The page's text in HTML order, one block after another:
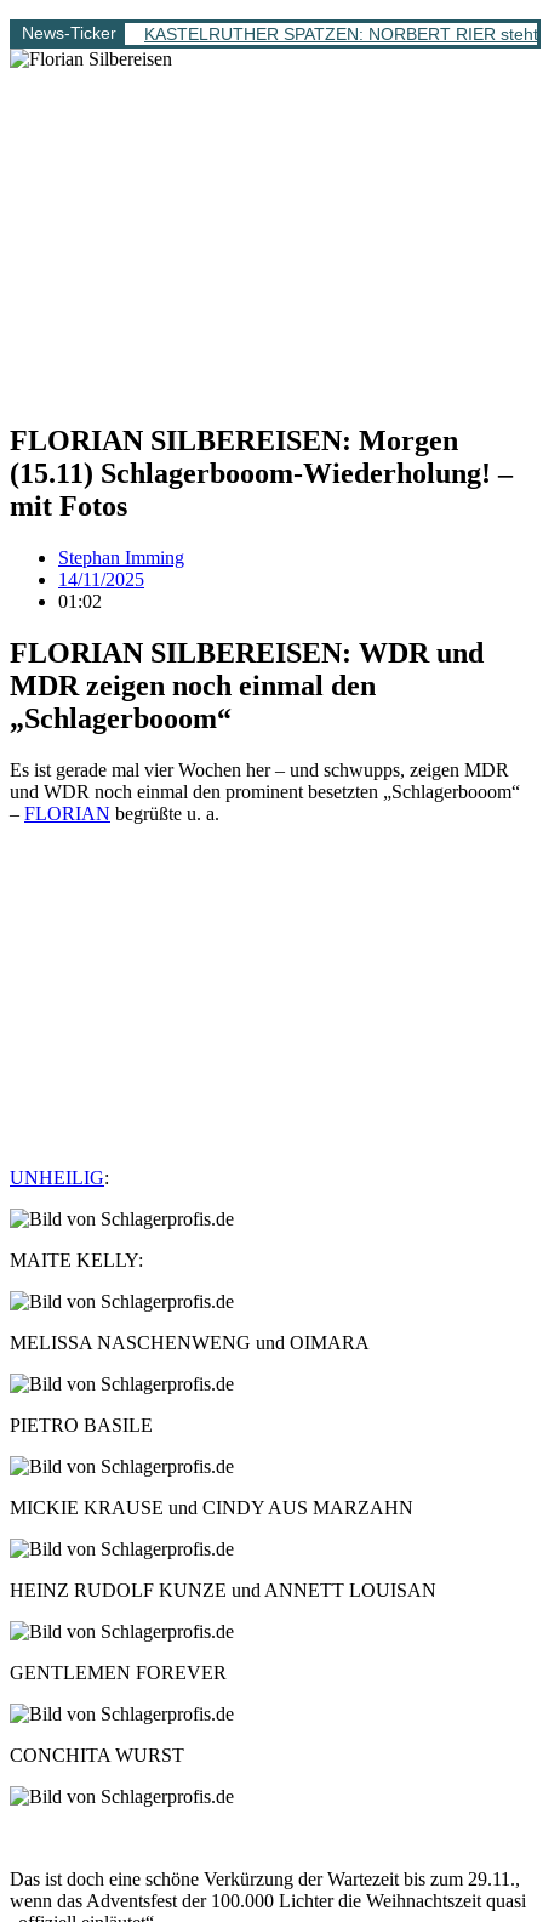
News-Ticker KASTELRUTHER SPATZEN: NORBERT RIER
FLORIAN SILBEREISEN: Morgen
(15.11) Schlagerbooom-Wiederholung! –
mit Fotos
Stephan Imming
14/11/2025
01:02
FLORIAN SILBEREISEN: WDR und
MDR zeigen noch einmal den
„Schlagerbooom“
Es ist gerade mal vier Wochen her – und schwupps, zeigen MDR
und WDR noch einmal den prominent besetzten „Schlagerbooom“
– FLORIAN begrüßte u. a.
UNHEILIG:
MAITE KELLY:
MELISSA NASCHENWENG und OIMARA
PIETRO BASILE
MICKIE KRAUSE und CINDY AUS MARZAHN
HEINZ RUDOLF KUNZE und ANNETT LOUISAN
GENTLEMEN FOREVER
CONCHITA WURST
Das ist doch eine schöne Verkürzung der Wartezeit bis zum 29.11.,
wenn das Adventsfest der 100.000 Lichter die Weihnachtszeit quasi